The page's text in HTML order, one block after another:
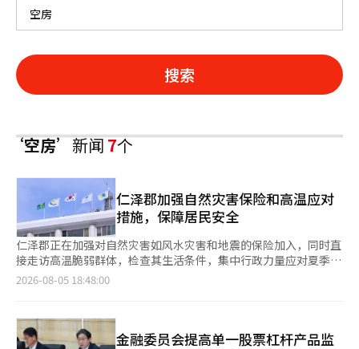
搜索
‘空房’新闻7个
仁泽郡加强自然灾害保险和高温应对
措施，保障居民安全
仁泽郡正在加强对自然灾害如风水灾害和地震的保险加入，同时直
接走访高温脆弱群体，检查其生活条件，集中行政力量应对夏季灾
害。 仁泽郡表示，将于31日前开展“自然灾害保险重点加入推进
和地方自治团体对保险费的支持比例在70%至92%以上，大大降
低了投保人的负担。 保险保障范围包括台风、洪水、暴雨、强
2026-08-05 18:48:00
金融委员会提高单一股票杠杆产品监